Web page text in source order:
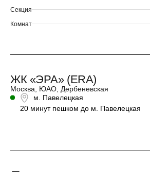
Секция
Комнат
ЖК «ЭРА» (ERA)
Москва, ЮАО, Дербеневская
м. Павелецкая
20 минут пешком до м. Павелецкая